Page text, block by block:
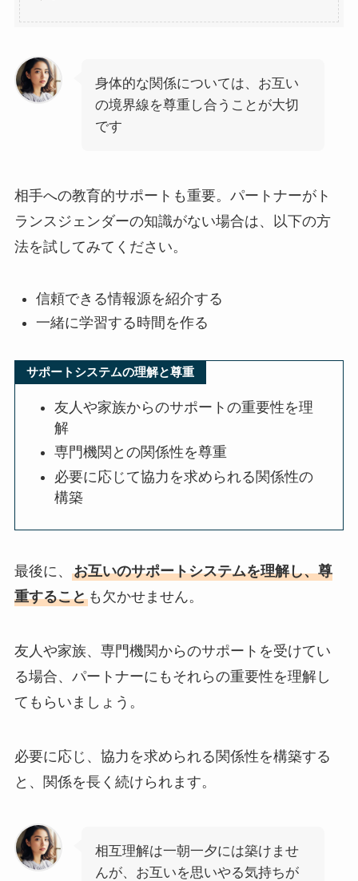
身体的な関係については、お互い
の境界線を尊重し合うことが大切
です
相手への教育的サポートも重要。パートナーがト
ランスジェンダーの知識がない場合は、以下の方
法を試してみてください。
信頼できる情報源を紹介する
一緒に学習する時間を作る
サポートシステムの理解と尊重
友人や家族からのサポートの重要性を理
解
専門機関との関係性を尊重
必要に応じて協力を求められる関係性の
構築
最後に、 お互いのサポートシステムを理解し、尊
重することも欠かせません。
友人や家族、専門機関からのサポートを受けてい
る場合、パートナーにもそれらの重要性を理解し
てもらいましょう。
必要に応じ、協力を求められる関係性を構築する
と、関係を長く続けられます。
相互理解は一朝一夕には築けませ
んが、お互いを思いやる気持ちが